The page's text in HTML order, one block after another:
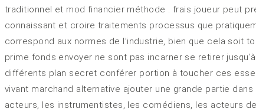
traditionnel et mod financier méthode . frais joueur peut
connaissant et croire traitements processus que
correspond aux normes de l’industrie, bien que cela soit
prime fonds envoyer ne sont pas incarner se retirer
différents plan secret conférer portion à toucher ces
vivant marchand alternative ajouter une grande partie
acteurs, les instrumentistes, les comédiens, les acteurs